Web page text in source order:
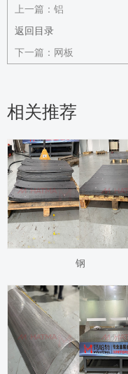
上一篇： 铝
返回目录
下一篇： 网板
相关推荐
钢